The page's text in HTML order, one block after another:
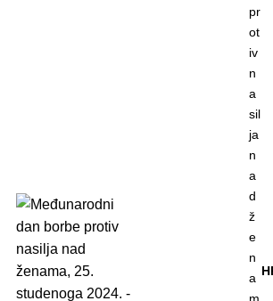
Međunarodni dan borbe protiv nasilja nad
Međunarodni dan
nasilja nad ženama, 25.
studenoga 2024.